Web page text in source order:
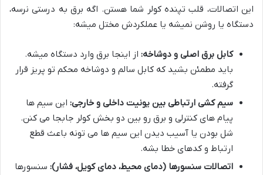
این اتصالات، قلب تپنده کولر شما هستن. اگه برق به درستی نرسه،
دستگاه یا روشن نمیشه یا عملکردش مختل میشه:
کابل برق اصلی و دوشاخه: از اینجا برق وارد دستگاه میشه.
باید مطمئن بشید که کابل سالم و دوشاخه محکم تو پریز قرار
گرفته.
سیم کشی ارتباطی بین یونیت داخلی و خارجی: این سیم ها
پیام های کنترلی و برق رو بین دو بخش کولر جابجا می کنن.
شل بودن یا آسیب دیدن این سیم ها می تونه باعث قطع
ارتباط و کدهای خطا بشه.
اتصالات سنسورها (دمای محیط، دمای کویل، فشار): سنسورها